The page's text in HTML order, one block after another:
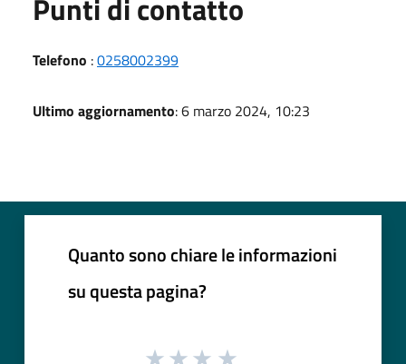
Punti di contatto
Telefono :0258002399
Ultimo aggiornamento: 6 marzo 2024, 10:23
Quanto sono chiare le informazioni
su questa pagina?